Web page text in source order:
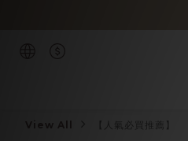
【人氣必買推薦】